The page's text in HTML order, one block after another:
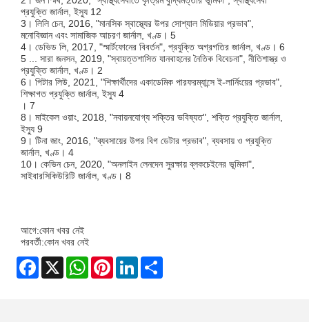
প্রযুক্তি জার্নাল, ইস্যু 12
3। লিলি চেন, 2016, "মানসিক স্বাস্থ্যের উপর সোশ্যাল মিডিয়ার প্রভাব",
মনোবিজ্ঞান এবং সামাজিক আচরণ জার্নাল, খণ্ড। 5
4। ডেভিড লি, 2017, "স্মার্টফোনের বিবর্তন", প্রযুক্তি অগ্রগতির জার্নাল, খণ্ড। 6
5 ... সারা জনসন, 2019, "স্বায়ত্তশাসিত যানবাহনের নৈতিক বিবেচনা", নীতিশাস্ত্র ও
প্রযুক্তি জার্নাল, খণ্ড। 2
6। পিটার লিউ, 2021, "শিক্ষার্থীদের একাডেমিক পারফরম্যান্সে ই-লার্নিংয়ের প্রভাব",
শিক্ষাগত প্রযুক্তি জার্নাল, ইস্যু 4
। 7
8। মাইকেল ওয়াং, 2018, "নবায়নযোগ্য শক্তির ভবিষ্যত", শক্তি প্রযুক্তি জার্নাল,
ইস্যু 9
9। টিনা জাং, 2016, "ব্যবসায়ের উপর বিগ ডেটার প্রভাব", ব্যবসায় ও প্রযুক্তি
জার্নাল, খণ্ড। 4
10। কেভিন চেন, 2020, "অনলাইন লেনদেন সুরক্ষায় ব্লকচেইনের ভূমিকা",
সাইবারসিকিউরিটি জার্নাল, খণ্ড। 8
আগে:কোন খবর নেই
পরবর্তী:কোন খবর নেই
Facebook
X WhatsAppPinterestLinkedIn